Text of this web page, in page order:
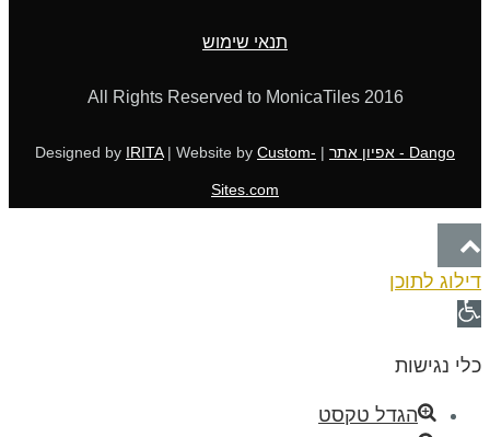
תנאי שימוש
All Rights Reserved to MonicaTiles 2016
Dango - אפיון אתר | Designed by
IRITA| Website by Custom-
Sites.com
לראש
העמוד
דילוג לתוכן
פתח
כלי נגישות
הגדל טקסט